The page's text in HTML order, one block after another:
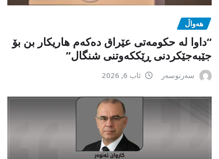
هەواڵ
“داوا لە حكومەتی عێراق دەكەم هاریكار بن بۆ
جێبەجێكردنی ڕێككەوتنی شنگال”
سەرنوسەر ئاب 6, 2026